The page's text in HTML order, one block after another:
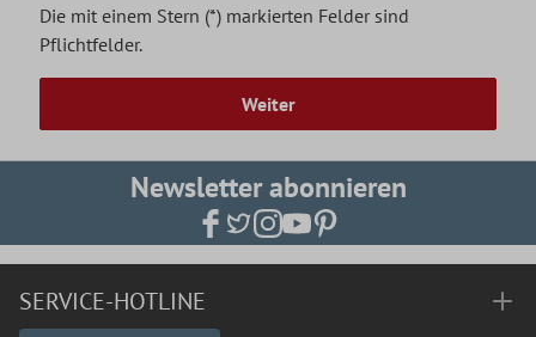
Die mit einem Stern (*) markierten Felder sind
Pflichtfelder.
Weiter
Newsletter abonnieren
SERVICE-HOTLINE